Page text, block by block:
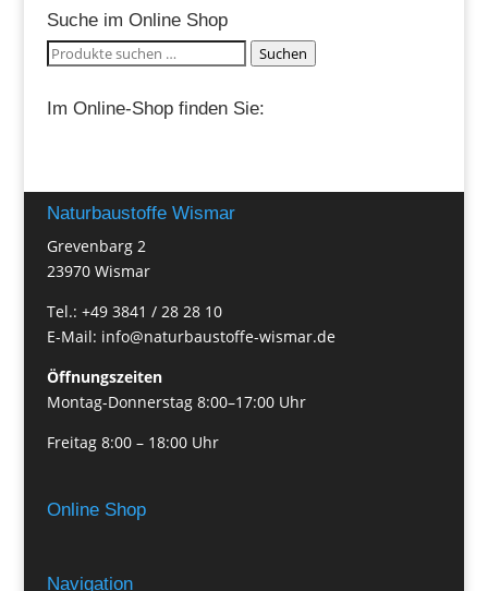
Suche im Online Shop
Suchen
nach:
Suchen
Im Online-Shop finden Sie:
Naturbaustoffe Wismar
Grevenbarg 2
23970 Wismar
Tel.: +49 3841 / 28 28 10
E-Mail: info@naturbaustoffe-wismar.de
Öffnungszeiten
Montag-Donnerstag 8:00–17:00 Uhr
Freitag 8:00 – 18:00 Uhr
Online Shop
Navigation